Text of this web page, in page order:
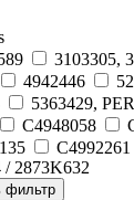
3103305,
4942446
5363429,
C4948058
C4992261
2873K632